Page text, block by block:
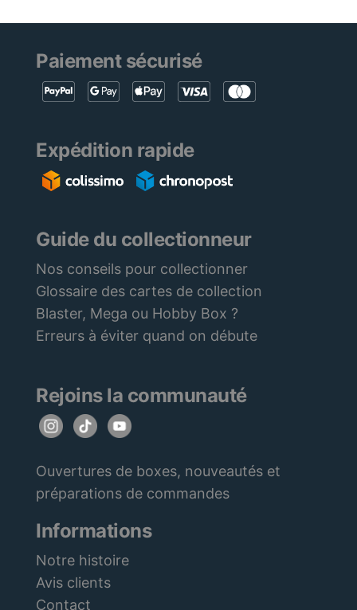
Paiement sécurisé
Expédition rapide
Guide du collectionneur
Nos conseils pour collectionner
Glossaire des cartes de collection
Blaster, Mega ou Hobby Box ?
Erreurs à éviter quand on débute
Rejoins la communauté
Ouvertures de boxes, nouveautés et
préparations de commandes
Informations
Notre histoire
Avis clients
Contact